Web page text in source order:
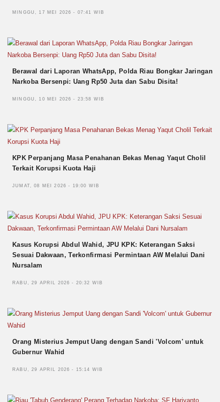
MINGGU, 17 MEI 2026 - 07:41 WIB
Berawal dari Laporan WhatsApp, Polda Riau Bongkar Jaringan
Narkoba Bersenpi: Uang Rp50 Juta dan Sabu Disita!
MINGGU, 10 MEI 2026 - 23:58 WIB
KPK Perpanjang Masa Penahanan Bekas Menag Yaqut Cholil
Terkait Korupsi Kuota Haji
JUMAT, 08 MEI 2026 - 19:00 WIB
Kasus Korupsi Abdul Wahid, JPU KPK: Keterangan Saksi
Sesuai Dakwaan, Terkonfirmasi Permintaan AW Melalui Dani
Nursalam
RABU, 29 APRIL 2026 - 20:32 WIB
Orang Misterius Jemput Uang dengan Sandi 'Volcom' untuk
Gubernur Wahid
RABU, 29 APRIL 2026 - 15:14 WIB